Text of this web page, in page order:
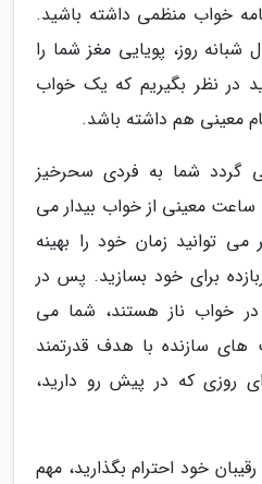
خواب منظمی داشته باشید.
روز، پویایی مغز شما را
در نظر بگیریم که یک خواب
معینی هم داشته باشد.
شما به فردی سحرخیز
معینی از خواب بیدار می
توانید زمان خود را بهینه
برای خود بسازید. پس در
خواب ناز هستند، شما می
های سازنده با هدف قدرتمند
روزی که در پیش رو دارید،
خود احترام بگذارید، مهم